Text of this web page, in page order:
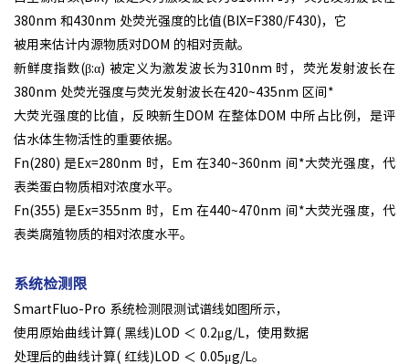
380nm 和430nm 处荧光强度的比值(BIX=F380/F430)，它
被用来估计内源物质对DOM 的相对贡献。
新鲜度指数(β:α) 被定义为激发波长为310nm 时，荧光发射波长在
380nm 处荧光强度与荧光发射波长在420~435nm 区间*
大荧光强度的比值，反映新生DOM 在整体DOM 中所占比例，是评
估水体生物活性的重要依据。
Fn(280) 是Ex=280nm 时，Em 在340~360nm 间*大荧光强度，代
表类蛋白物质相对浓度水平。
Fn(355) 是Ex=355nm 时，Em 在440~470nm 间*大荧光强度，代
表类腐殖物质的相对浓度水平。
系统检测限
SmartFluo-Pro 系统检测限测试谱线如图所示，
使用原始曲线计算( 黑线)LOD ＜ 0.2μg/L，使用数据
处理后的曲线计算( 红线)LOD ＜ 0.05μg/L。